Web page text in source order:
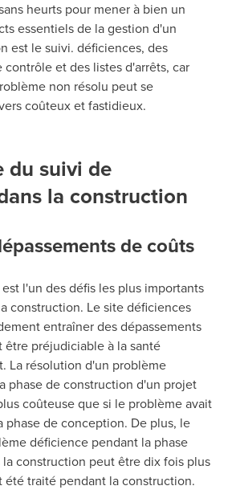
heurts pour mener à bien un
essentiels de la gestion d'un
est le suivi. déficiences, des
contrôle et des listes d'arrêts, car
non résolu peut se
coûteux et fastidieux.
du suivi de
la construction
de coûts
l'un des défis les plus importants
construction. Le site déficiences
entraîner des dépassements
préjudiciable à la santé
La résolution d'un problème
phase de construction d'un projet
coûteuse que si le problème avait
phase de conception. De plus, le
déficience pendant la phase
construction peut être dix fois plus
été traité pendant la construction.